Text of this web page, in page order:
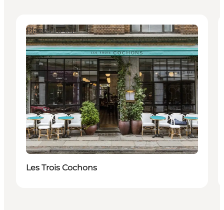
Places to eat
Les Trois Cochons